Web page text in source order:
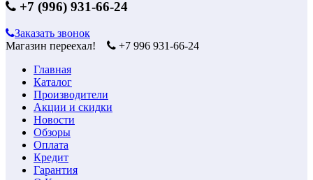
+7 (996) 931-66-24
Заказать звонок
Магазин переехал!
+7 996 931-66-24
Главная
Каталог
Производители
Акции и скидки
Новости
Обзоры
Оплата
Кредит
Гарантия